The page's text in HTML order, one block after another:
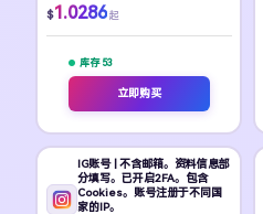
$1.0286 起
库存 53
立即购买
IG账号 | 不含邮箱。资料信息部
分填写。已开启2FA。包含
Cookies。账号注册于不同国
家的IP。